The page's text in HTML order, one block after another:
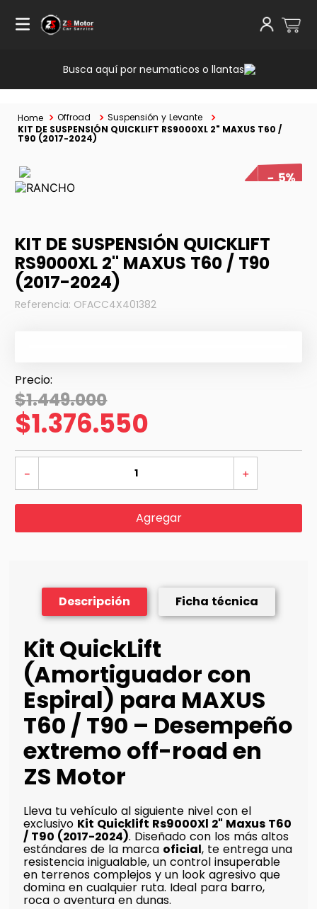
Busca aquí por neumaticos o llantas
Offroad
Suspensión y Levante
KIT DE SUSPENSIÓN QUICKLIFT RS9000XL 2" MAXUS T60 /
T90 (2017-2024)
5%
KIT DE SUSPENSIÓN QUICKLIFT
RS9000XL 2" MAXUS T60 / T90
(2017-2024)
Referencia: OFACC4X401382
$1.449.000
$1.376.550
＋
－
Agregar
Descripción Ficha técnica
Kit QuickLift
(Amortiguador con
Espiral) para MAXUS
T60 / T90 – Desempeño
extremo off-road en
ZS Motor
Lleva tu vehículo al siguiente nivel con el
exclusivo Kit Quicklift Rs9000Xl 2" Maxus T60
/ T90 (2017-2024). Diseñado con los más altos
estándares de la marca oficial, te entrega una
resistencia inigualable, un control insuperable
en terrenos complejos y un look agresivo que
domina en cualquier ruta. Ideal para barro,
roca o aventura en dunas.